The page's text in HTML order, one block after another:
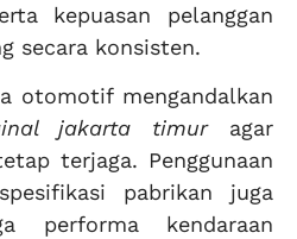
kepuasan pelanggan
secara konsisten.
otomotif mengandalkan
jakarta timuragar
terjaga. Penggunaan
pabrikan juga
performa kendaraan